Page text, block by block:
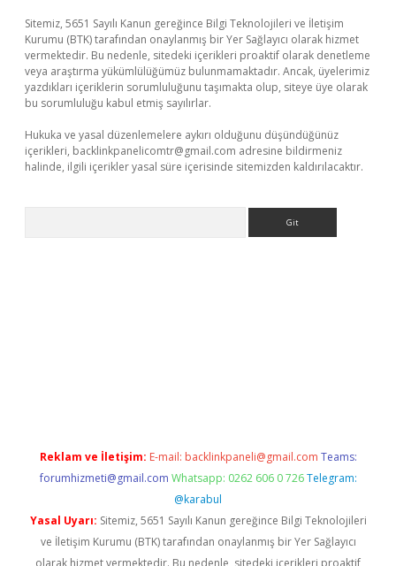
Sitemiz, 5651 Sayılı Kanun gereğince Bilgi Teknolojileri ve İletişim
Kurumu (BTK) tarafından onaylanmış bir Yer Sağlayıcı olarak hizmet
vermektedir. Bu nedenle, sitedeki içerikleri proaktif olarak denetleme
veya araştırma yükümlülüğümüz bulunmamaktadır. Ancak, üyelerimiz
yazdıkları içeriklerin sorumluluğunu taşımakta olup, siteye üye olarak
bu sorumluluğu kabul etmiş sayılırlar.
Hukuka ve yasal düzenlemelere aykırı olduğunu düşündüğünüz
içerikleri, backlinkpanelicomtr@gmail.com adresine bildirmeniz
halinde, ilgili içerikler yasal süre içerisinde sitemizden kaldırılacaktır.
Reklam ve İletişim: E-mail: backlinkpaneli@gmail.com Teams:
forumhizmeti@gmail.com Whatsapp: 0262 606 0 726 Telegram:
@karabul
Yasal Uyarı: Sitemiz, 5651 Sayılı Kanun gereğince Bilgi Teknolojileri
ve İletişim Kurumu (BTK) tarafından onaylanmış bir Yer Sağlayıcı
olarak hizmet vermektedir. Bu nedenle, sitedeki içerikleri proaktif